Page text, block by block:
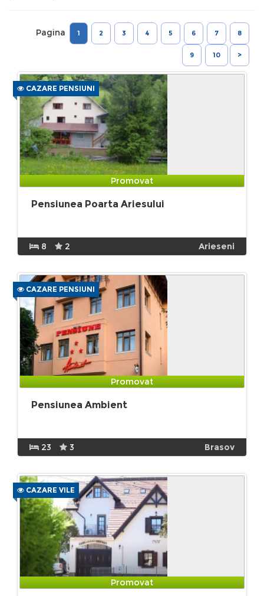
Pagina 1 2 3 4 5 6 7 8
9 10 >
CAZARE PENSIUNI
Promovat
Pensiunea Poarta Ariesului
8 2 Arieseni
CAZARE PENSIUNI
Promovat
Pensiunea Ambient
23 3 Brasov
CAZARE VILE
Promovat